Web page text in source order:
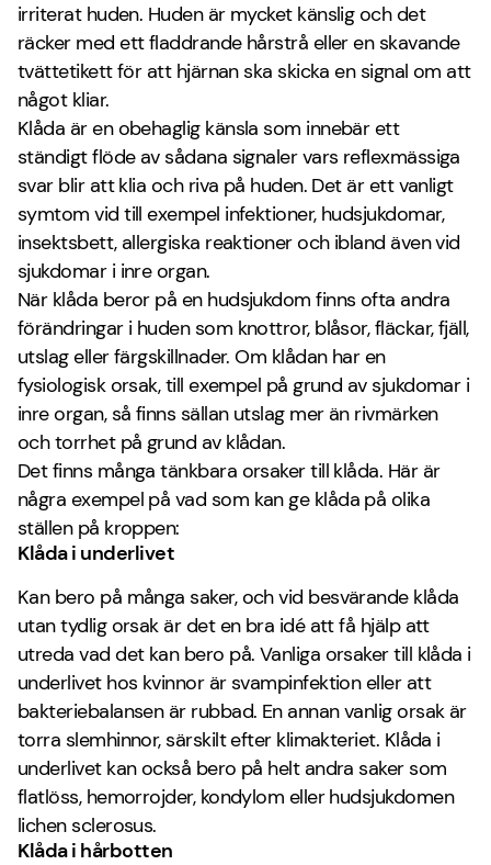
irriterat huden. Huden är mycket känslig och det
räcker med ett fladdrande hårstrå eller en skavande
tvättetikett för att hjärnan ska skicka en signal om att
något kliar.
Klåda är en obehaglig känsla som innebär ett
ständigt flöde av sådana signaler vars reflexmässiga
svar blir att klia och riva på huden. Det är ett vanligt
symtom vid till exempel infektioner, hudsjukdomar,
insektsbett, allergiska reaktioner och ibland även vid
sjukdomar i inre organ.
När klåda beror på en hudsjukdom finns ofta andra
förändringar i huden som knottror, blåsor, fläckar, fjäll,
utslag eller färgskillnader. Om klådan har en
fysiologisk orsak, till exempel på grund av sjukdomar i
inre organ, så finns sällan utslag mer än rivmärken
och torrhet på grund av klådan.
Det finns många tänkbara orsaker till klåda. Här är
några exempel på vad som kan ge klåda på olika
ställen på kroppen:
Klåda i underlivet
Kan bero på många saker, och vid besvärande klåda
utan tydlig orsak är det en bra idé att få hjälp att
utreda vad det kan bero på. Vanliga orsaker till klåda i
underlivet hos kvinnor är svampinfektion eller att
bakteriebalansen är rubbad. En annan vanlig orsak är
torra slemhinnor, särskilt efter klimakteriet. Klåda i
underlivet kan också bero på helt andra saker som
flatlöss, hemorrojder, kondylom eller hudsjukdomen
lichen sclerosus.
Klåda i hårbotten